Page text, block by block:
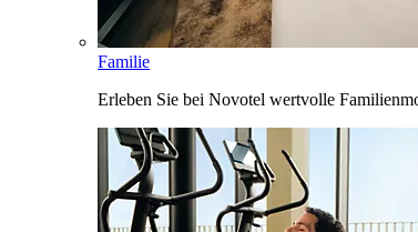
Familie
Erleben Sie bei Novotel wertvolle